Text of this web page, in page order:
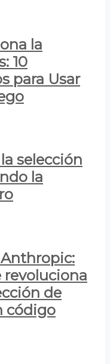
la
10
para Usar
selección
la
revoluciona
de
código